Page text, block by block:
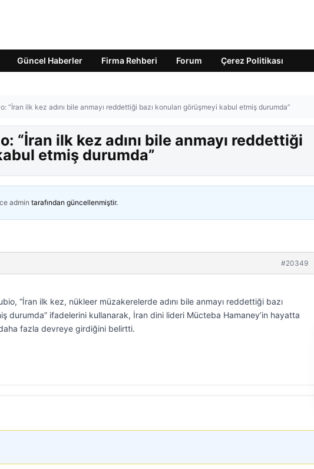
Güncel Haberler Firma Rehberi Forum Çerez Politikası
“İran ilk kez adını bile anmayı reddettiği bazı konuları görüşmeyi kabul etmiş durumda”
“İran ilk kez adını bile anmayı reddettiği
etmiş durumda”
admin tarafından güncellenmiştir.
#20349
“İran ilk kez, nükleer müzakerelerde adını bile anmayı reddettiği bazı
durumda” ifadelerini kullanarak, İran dini lideri Mücteba Hamaney’in hayatta
fazla devreye girdiğini belirtti.